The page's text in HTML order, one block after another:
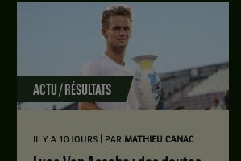
ACTU / RÉSULTATS
IL Y A 10 JOURS PAR MATHIEU CANAC